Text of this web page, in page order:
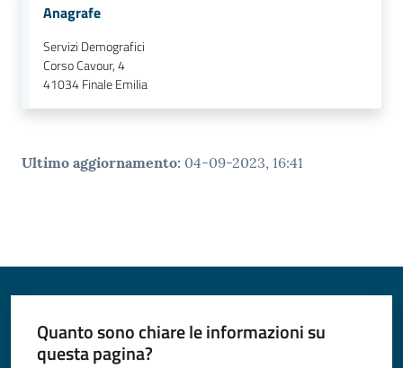
Anagrafe
Servizi Demografici
Corso Cavour, 4
41034Finale Emilia
Ultimo aggiornamento: 04-09-2023, 16:41
Quanto sono chiare le informazioni su
questa pagina?